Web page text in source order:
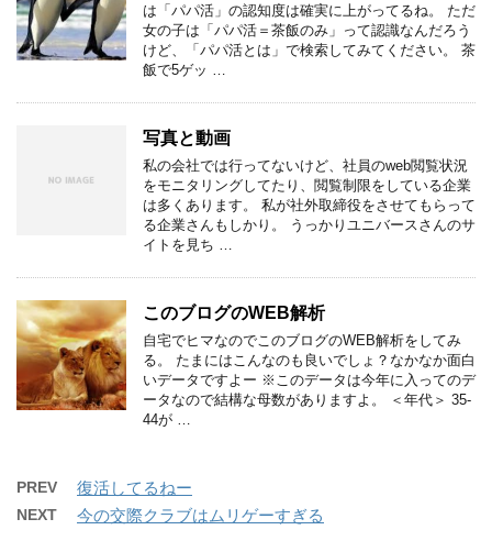
は「パパ活」の認知度は確実に上がってるね。 ただ
女の子は「パパ活＝茶飯のみ」って認識なんだろう
けど、「パパ活とは」で検索してみてください。 茶
飯で5ゲッ …
写真と動画
私の会社では行ってないけど、社員のweb閲覧状況
をモニタリングしてたり、閲覧制限をしている企業
は多くあります。 私が社外取締役をさせてもらって
る企業さんもしかり。 うっかりユニバースさんのサ
イトを見ち …
このブログのWEB解析
自宅でヒマなのでこのブログのWEB解析をしてみ
る。 たまにはこんなのも良いでしょ？なかなか面白
いデータですよー ※このデータは今年に入ってのデ
ータなので結構な母数がありますよ。 ＜年代＞ 35-
44が …
PREV 復活してるねー
NEXT 今の交際クラブはムリゲーすぎる